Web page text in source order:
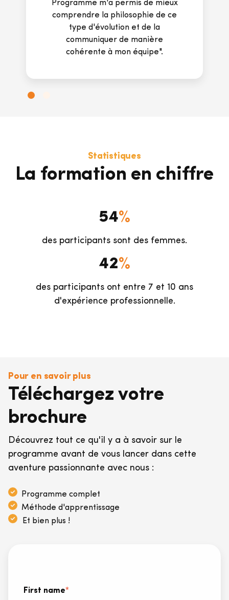
Statistiques
La formation en chiffre
54%
des participants sont des femmes.
42%
des participants ont entre 7 et 10 ans
d'expérience professionnelle.
Pour en savoir plus
Téléchargez votre
brochure
Découvrez tout ce qu'il y a à savoir sur le
programme avant de vous lancer dans cette
aventure passionnante avec nous :
Programme complet
Méthode d'apprentissage
Et bien plus !
First name*